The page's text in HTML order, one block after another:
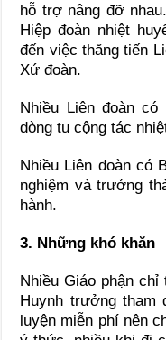
hỗ trợ nâng đỡ
Hiệp đoàn nhiệt
đến việc thăng tiến
Xứ đoàn.
Nhiều Liên đoàn
dòng tu cộng tác
Nhiều Liên đoàn có
nghiệm và trưởng
hành.
3. Những khó khăn
Nhiều Giáo phận
Huynh trưởng
luyện miễn phí nên